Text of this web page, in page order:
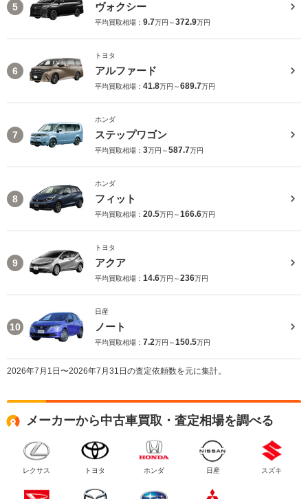
5 ヴォクシー
平均買取相場： 9.7万円～372.9万円
6
トヨタ
アルファード
平均買取相場： 41.8万円～689.7万円
7
ホンダ
ステップワゴン
平均買取相場： 3万円～587.7万円
8
ホンダ
フィット
平均買取相場： 20.5万円～166.6万円
9
トヨタ
アクア
平均買取相場： 14.6万円～236万円
10
日産
ノート
平均買取相場： 7.2万円～150.5万円
2026年7月1日〜2026年7月31日の査定依頼数を元に集計。
メーカーから中古車買取・査定相場を調べる
レクサス トヨタ ホンダ 日産 スズキ